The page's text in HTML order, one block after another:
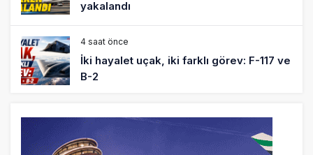
yakalandı
4 saat önce
İki hayalet uçak, iki farklı görev: F-117 ve
B-2
THY ve Pegasus Dünyanın En Değerli
Havayolları Arasında